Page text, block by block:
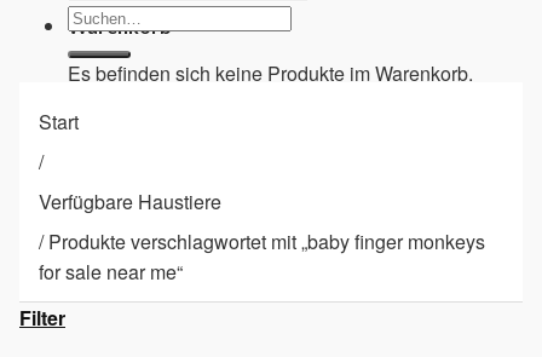
Warenkorb
Es befinden sich keine Produkte im Warenkorb.
Suchen
nach:
Start
/
Verfügbare Haustiere
/Produkte verschlagwortet mit „baby finger monkeys
for sale near me“
Filter